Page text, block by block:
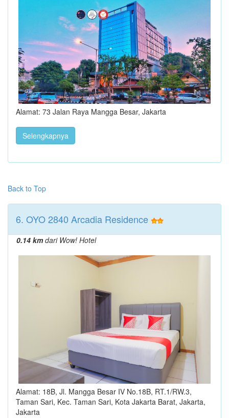
Alamat: 73 Jalan Raya Mangga Besar, Jakarta
Selengkapnya
Back to Top
6. OYO 2840 Arcadia Residence
0.14 kmdari Wow! Hotel
Alamat: 18B, Jl. Mangga Besar IV No.18B, RT.1/RW.3,
Taman Sari, Kec. Taman Sari, Kota Jakarta Barat, Jakarta,
Jakarta